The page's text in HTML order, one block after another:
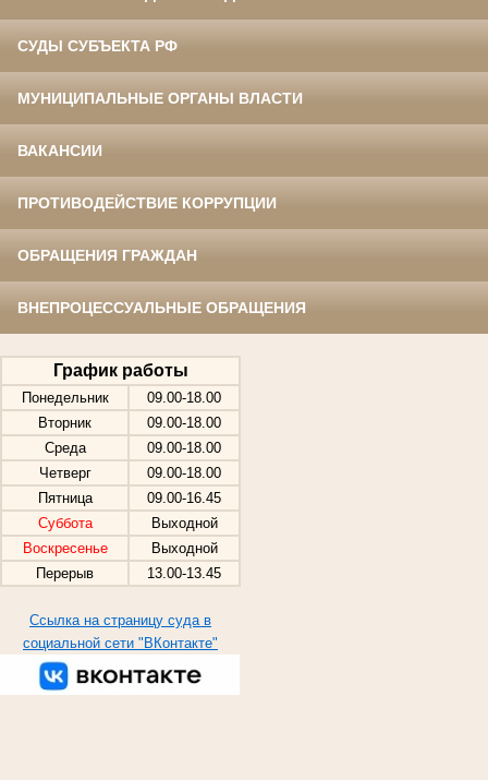
СУДЫ СУБЪЕКТА РФ
МУНИЦИПАЛЬНЫЕ ОРГАНЫ ВЛАСТИ
ВАКАНСИИ
ПРОТИВОДЕЙСТВИЕ КОРРУПЦИИ
ОБРАЩЕНИЯ ГРАЖДАН
ВНЕПРОЦЕССУАЛЬНЫЕ ОБРАЩЕНИЯ
График работы
Понедельник
09.00-18.00
Вторник
09.00-18.00
Среда
09.00-18.00
Четверг
09.00-18.00
Пятница
09.00-16.45
Суббота
Выходной
Воскресенье
Выходной
Перерыв
13.00-13.45
Ссылка на страницу суда в
социальной сети "ВКонтакте"